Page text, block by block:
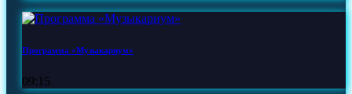
Программа «Музыкариум»
09:15